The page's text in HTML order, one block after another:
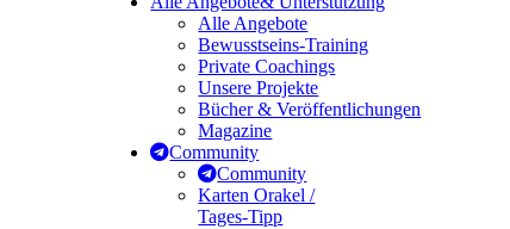
Alle Angebote
Bewusstseins-Training
Private Coachings
Unsere Projekte
Bücher & Veröffentlichungen
Magazine
Community
Community
Karten Orakel /
Tages-Tipp